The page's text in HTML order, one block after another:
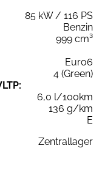
85 kW / 116 PS
Benzin
999 cm³
Euro6
4 (Green)
6,0 l/100km
136 g/km
E
Zentrallager